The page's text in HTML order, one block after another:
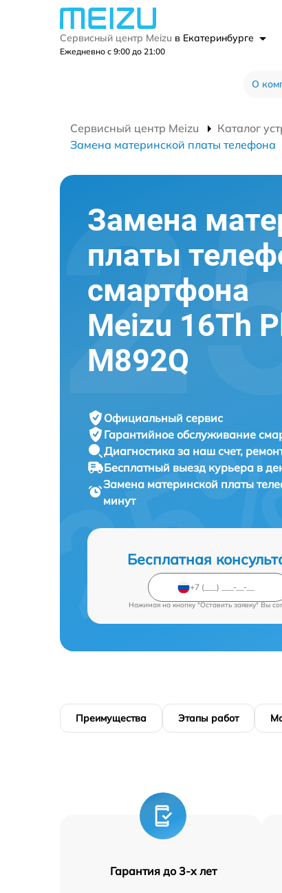
Сервисный центр Meizu в Екатеринбурге
Ежедневно с 9:00 до 21:00
О
Сервисный центр Meizu Каталог
Замена материнской платы телефона
Замена
платы
смартфона
Meizu 16Th
M892Q
Официальный сервис
Гарантийное обслуживание
Диагностика за наш счет,
Бесплатный выезд курьера в
Замена материнской платы
минут
Бесплатная
Нажимая на кнопку "Оставить заявку" Вы
Преимущества Этапы работ
Гарантия до 3-х лет